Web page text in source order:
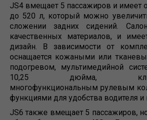
JS4 вмещает 5 пассажиров и имеет
до 520 л, который можно
сложении задних сидений.
качественных материалов, и
дизайн. В зависимости от
оснащается кожаными или
подогревом, мультимедийной
10,25 дюйма, климат-
многофункциональным рулевым
функциями для удобства водителя и
JS6 также вмещает 5 пассажиров,